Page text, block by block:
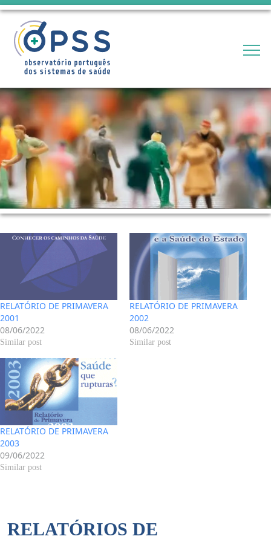
RELATÓRIO DE PRIMAVERA
2001
08/06/2022
Similar post
RELATÓRIO DE PRIMAVERA
2002
08/06/2022
Similar post
RELATÓRIO DE PRIMAVERA
2003
09/06/2022
Similar post
RELATÓRIOS DE